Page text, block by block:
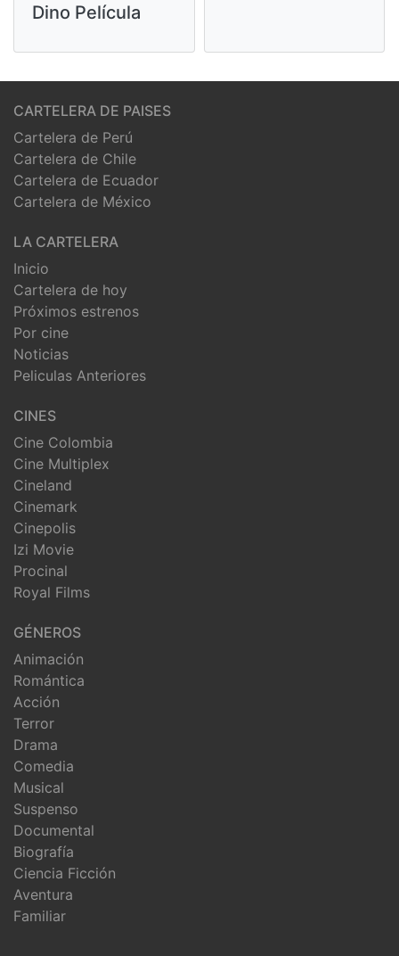
Dino Película
CARTELERA DE PAISES
Cartelera de Perú
Cartelera de Chile
Cartelera de Ecuador
Cartelera de México
LA CARTELERA
Inicio
Cartelera de hoy
Próximos estrenos
Por cine
Noticias
Peliculas Anteriores
CINES
Cine Colombia
Cine Multiplex
Cineland
Cinemark
Cinepolis
Izi Movie
Procinal
Royal Films
GÉNEROS
Animación
Romántica
Acción
Terror
Drama
Comedia
Musical
Suspenso
Documental
Biografía
Ciencia Ficción
Aventura
Familiar